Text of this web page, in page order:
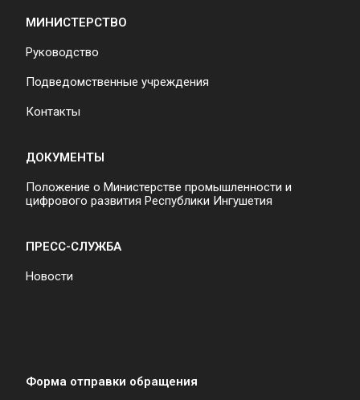
МИНИСТЕРСТВО
Руководство
Подведомственные учреждения
Контакты
ДОКУМЕНТЫ
Положение о Министерстве промышленности и
цифрового развития Республики Ингушетия
ПРЕСС-СЛУЖБА
Новости
Форма отправки обращения